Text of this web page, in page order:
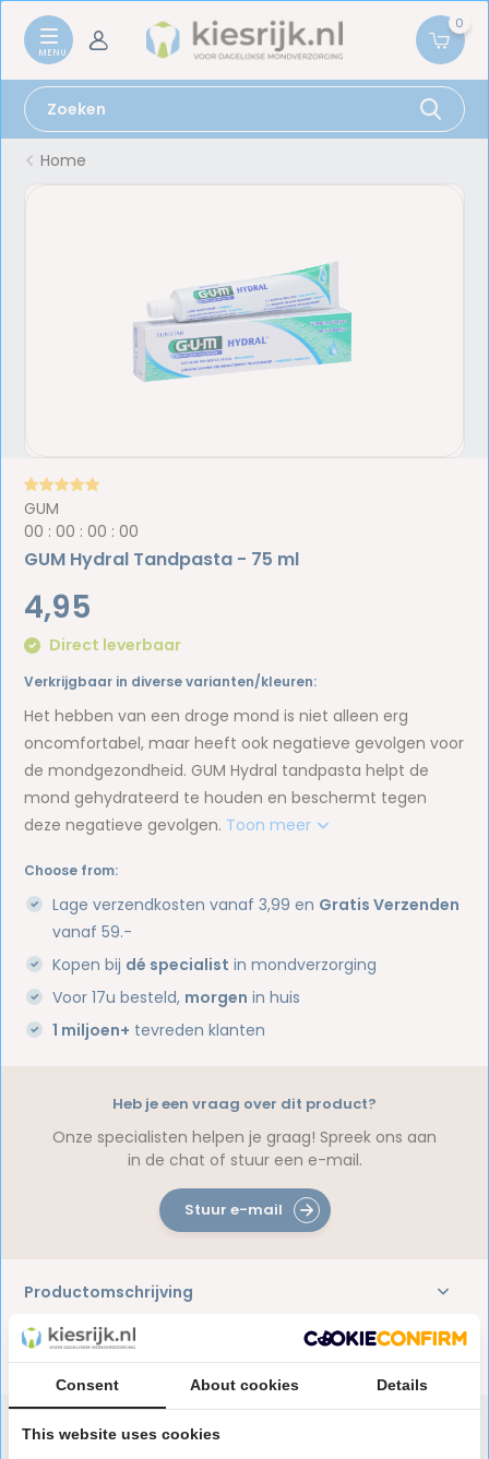
0
Home
GUM
00 :00 :00 :00
GUM Hydral Tandpasta - 75 ml
4,95
Direct leverbaar
Verkrijgbaar in diverse varianten/kleuren:
Het hebben van een droge mond is niet alleen erg
oncomfortabel, maar heeft ook negatieve gevolgen voor
de mondgezondheid. GUM Hydral tandpasta helpt de
mond gehydrateerd te houden en beschermt tegen
deze negatieve gevolgen. Toon meer
Choose from:
Lage verzendkosten vanaf 3,99 en Gratis Verzenden
vanaf 59.-
Kopen bij dé specialist in mondverzorging
Voor 17u besteld, morgen in huis
1 miljoen+ tevreden klanten
Productomschrijving
Reviews
Heb je een vraag over dit product?
Onze specialisten helpen je graag! Spreek ons aan
in de chat of stuur een e-mail.
Stuur e-mail
Consent About cookies Details
This website uses cookies